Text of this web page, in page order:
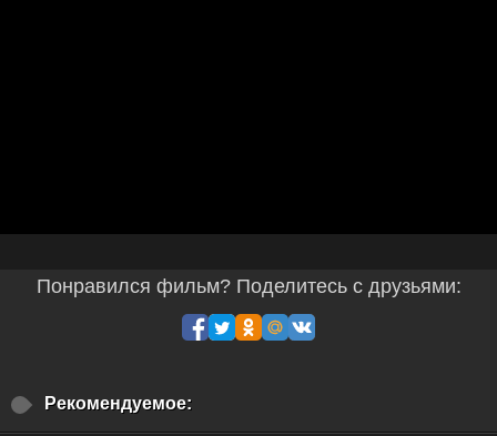
Понравился фильм? Поделитесь с друзьями:
Рекомендуемое: